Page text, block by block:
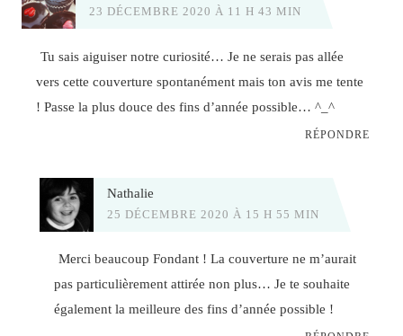
23 DÉCEMBRE 2020 À 11 H 43 MIN
Tu sais aiguiser notre curiosité… Je ne serais pas allée
vers cette couverture spontanément mais ton avis me tente
! Passe la plus douce des fins d’année possible… ^_^
RÉPONDRE
Nathalie
25 DÉCEMBRE 2020 À 15 H 55 MIN
Merci beaucoup Fondant ! La couverture ne m’aurait
pas particulièrement attirée non plus… Je te souhaite
également la meilleure des fins d’année possible !